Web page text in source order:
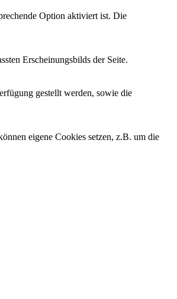
Option aktiviert ist. Die
Erscheinungsbilds der Seite.
gestellt werden, sowie die
eigene Cookies setzen, z.B. um die